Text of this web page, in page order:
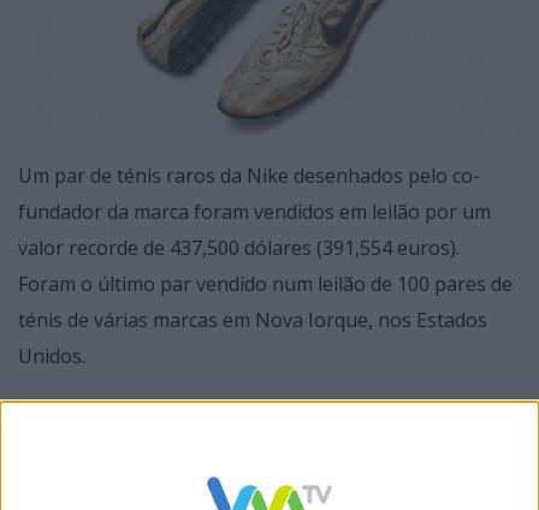
Um par de ténis raros da Nike desenhados pelo co-
fundador da marca foram vendidos em leilão por um
valor recorde de 437,500 dólares (391,554 euros).
Foram o último par vendido num leilão de 100 pares de
ténis de várias marcas em Nova Iorque, nos Estados
Unidos.
Moon de 1975 chegasse pelo menos aos 160 mil